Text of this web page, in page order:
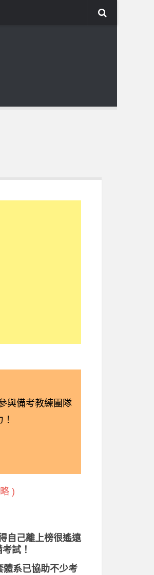
與備考教練團隊
)
自己離上榜很遙遠
試！
體系已協助不少考